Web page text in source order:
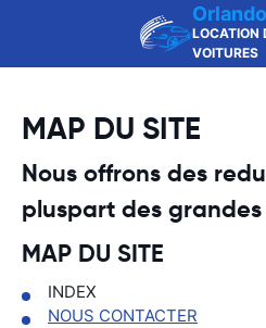
Orlando
LOCATION
VOITURES
MAP DU SITE
Nous offrons des
pluspart des
MAP DU SITE
INDEX
NOUS CONTACTER